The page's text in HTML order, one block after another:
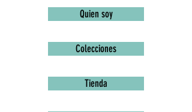
Quien soy
Colecciones
Tienda